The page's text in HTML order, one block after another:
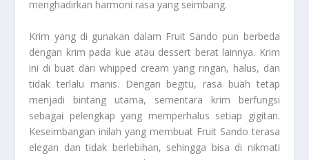
menghadirkan harmoni rasa yang seimbang.
Krim yang di gunakan dalam Fruit Sando pun berbeda
dengan krim pada kue atau dessert berat lainnya. Krim
ini di buat dari whipped cream yang ringan, halus, dan
tidak terlalu manis. Dengan begitu, rasa buah tetap
menjadi bintang utama, sementara krim berfungsi
sebagai pelengkap yang memperhalus setiap gigitan.
Keseimbangan inilah yang membuat Fruit Sando terasa
elegan dan tidak berlebihan, sehingga bisa di nikmati